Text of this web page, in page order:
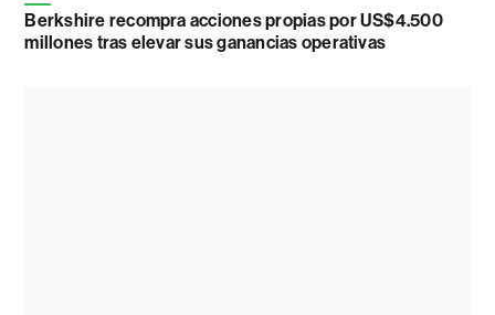
Berkshire recompra acciones propias por US$4.500
millones tras elevar sus ganancias operativas